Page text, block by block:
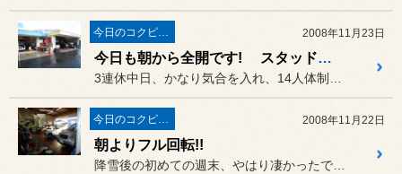
今日のコクピット西部 2008年11月23日
今日も朝から全開です! スタッドレス編
今日のコクピット西部 2008年11月22日
朝よりフル回転!!